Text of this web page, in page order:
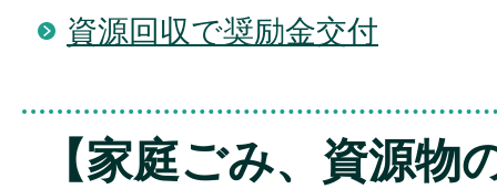
資源回収で奨励金交付
【家庭ごみ、資源物